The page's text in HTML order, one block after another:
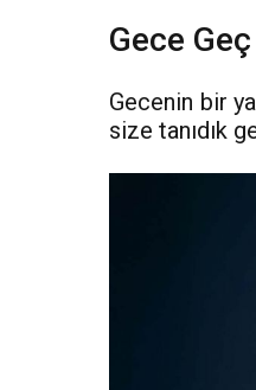
Gece
Gecenin bir
size tanıdık